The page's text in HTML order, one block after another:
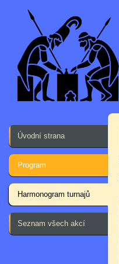
Úvodní strana
Program
Harmonogram turnajů
Seznam všech akcí